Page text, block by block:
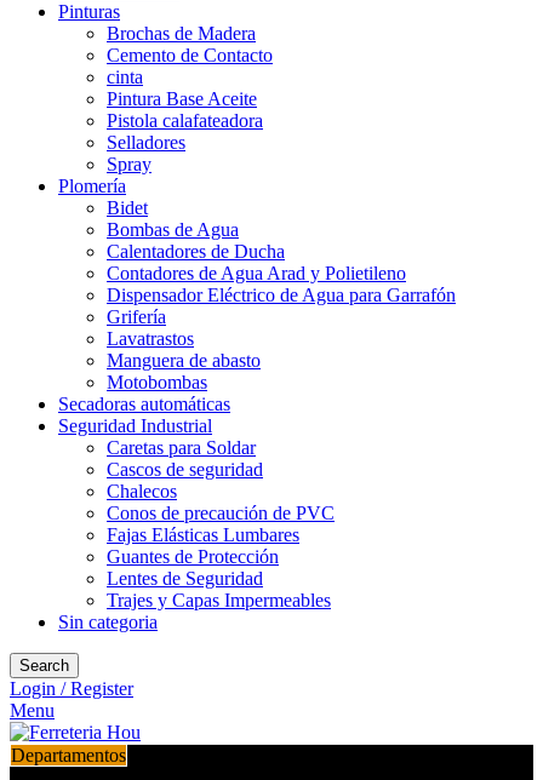
Pinturas
Brochas de Madera
Cemento de Contacto
cinta
Pintura Base Aceite
Pistola calafateadora
Selladores
Spray
Plomería
Bidet
Bombas de Agua
Calentadores de Ducha
Contadores de Agua Arad y Polietileno
Dispensador Eléctrico de Agua para Garrafón
Grifería
Lavatrastos
Manguera de abasto
Motobombas
Secadoras automáticas
Seguridad Industrial
Caretas para Soldar
Cascos de seguridad
Chalecos
Conos de precaución de PVC
Fajas Elásticas Lumbares
Guantes de Protección
Lentes de Seguridad
Trajes y Capas Impermeables
Sin categoria
Search
Login / Register
Menu
Departamentos